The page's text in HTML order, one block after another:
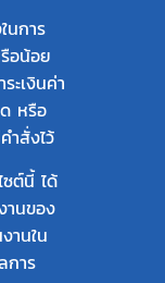
นการ
อน้อย
ะเงินค่า
หรือ
ำสั่งไว้
ต์นี้ ได้
านของ
านใน
การ